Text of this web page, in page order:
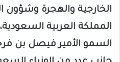
الخارجية والهجرة وشؤون
المملكة العربية
السمو الأمير فيصل بن